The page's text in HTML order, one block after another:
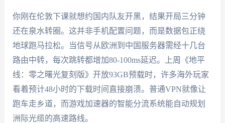
你刚在伦敦下课就想约国内队友开黑，结果开局三分钟
还在泉水转圈。这并非手机配置问题，而是数据包正绕
地球跑马拉松。当信号从欧洲到中国服务器需经十几台
路由中转，每次跳转都增加80-100ms延迟。上周《地平
线：零之曙光复刻版》开放93GB预载时，许多海外玩家
看着预计48小时的下载时间直接崩溃。普通VPN就像让
跑车走乡道，而游戏加速器的智能分流系统能自动规划
洲际光缆的高速路线。